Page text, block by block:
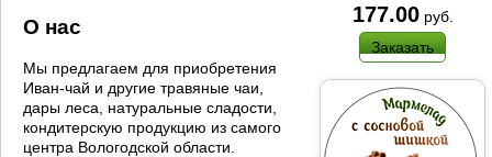
О нас
Мы предлагаем для приобретения
Иван-чай и другие травяные чаи,
дары леса, натуральные сладости,
кондитерскую продукцию из самого
центра Вологодской области.
177.00 руб.
Заказать